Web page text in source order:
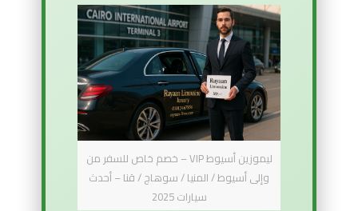
ليموزين أسيوط VIP – خصم خاص للسفر من
وإلى أسيوط / المنيا / سوهاج / قنا – أحدث
سيارات 2025